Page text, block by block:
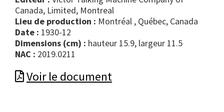
Canada, Limited, Montreal
Lieu de production : Montréal , Québec, Canada
Date : 1930-12
Dimensions (cm) : hauteur 15.9, largeur 11.5
NAC : 2019.0211
Voir le document